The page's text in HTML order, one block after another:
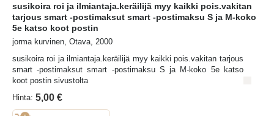
susikoira roi ja ilmiantaja.keräilijä myy kaikki pois.vakitan
tarjous smart -postimaksut smart -postimaksu S ja M-koko
5e katso koot postin
jorma kurvinen, Otava, 2000
susikoira roi ja ilmiantaja.keräilijä myy kaikki pois.vakitan tarjous
smart -postimaksut smart -postimaksu S ja M-koko 5e katso
koot postin sivustolta
Hinta: 5,00 €